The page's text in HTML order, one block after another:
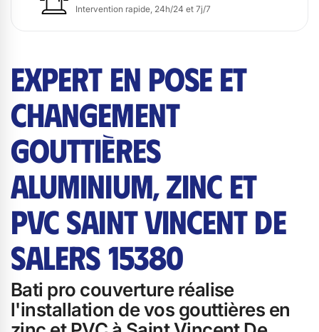
Intervention rapide, 24h/24 et 7j/7
EXPERT EN POSE ET
CHANGEMENT
GOUTTIÈRES
ALUMINIUM, ZINC ET
PVC SAINT VINCENT DE
SALERS 15380
Bati pro couverture réalise
l'installation de vos gouttières en